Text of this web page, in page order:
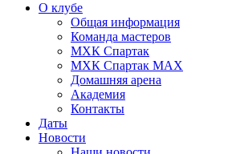
О клубе
Общая информация
Команда мастеров
МХК Спартак
МХК Спартак МАХ
Домашняя арена
Академия
Контакты
Даты
Новости